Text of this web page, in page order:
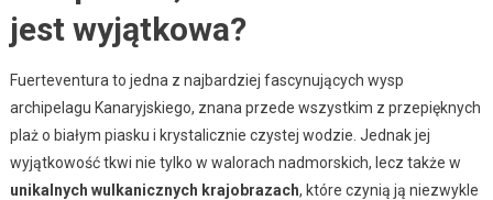
jest wyjątkowa?
Fuerteventura to jedna z najbardziej fascynujących wysp
archipelagu Kanaryjskiego, znana przede wszystkim z przepięknych
plaż o białym piasku i krystalicznie czystej wodzie. Jednak jej
wyjątkowość tkwi nie tylko w walorach nadmorskich, lecz także w
unikalnych wulkanicznych krajobrazach, które czynią ją niezwykle